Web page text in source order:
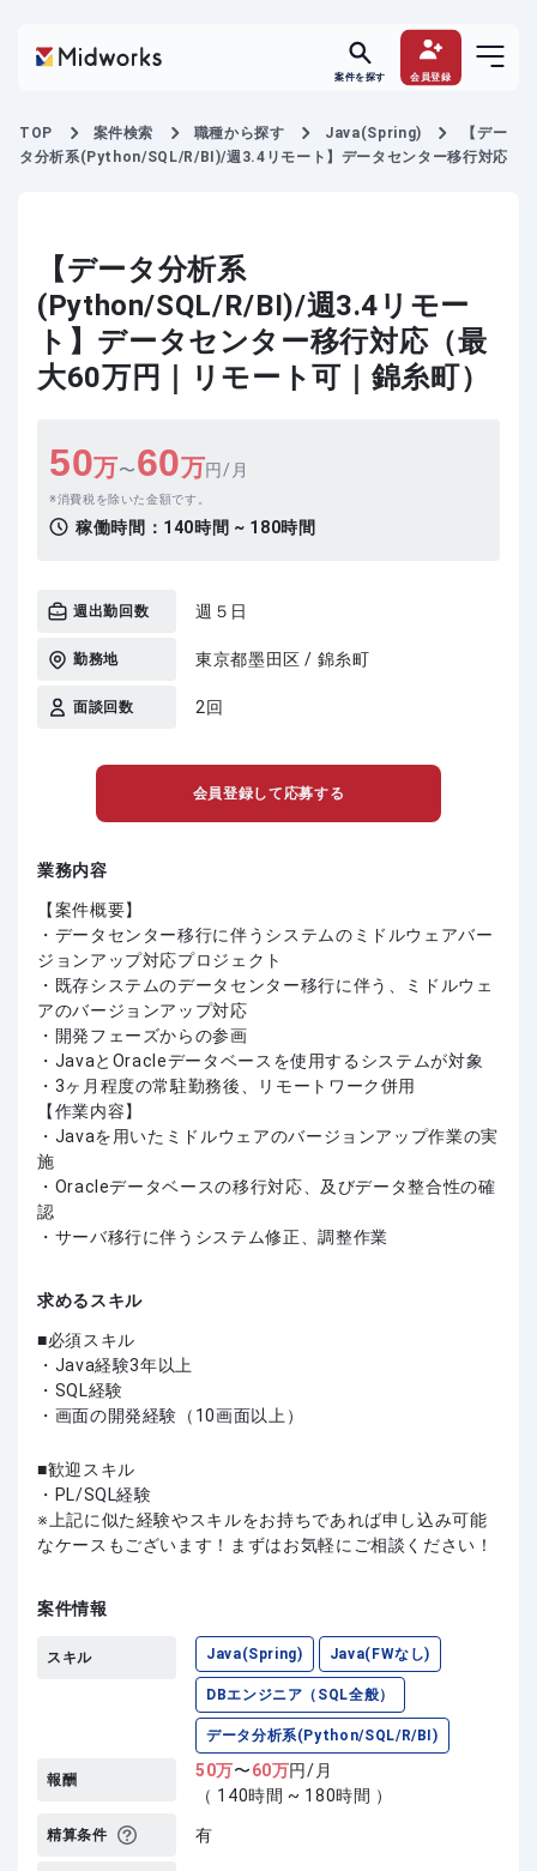
案件を探す 会員登録
TOP 案件検索 職種から探す Java(Spring)
【デー
タ分析系(Python/SQL/R/BI)/週3.4リモート】データセンター移行対応
【データ分析系
(Python/SQL/R/BI)/週3.4リモー
ト】データセンター移行対応（最
大60万円｜リモート可｜錦糸町）
50万〜60万円/月
消費税を除いた金額です。
稼働時間： 140時間 ~ 180時間
週出勤回数 週５日
勤務地 東京都墨田区 / 錦糸町
面談回数 2回
会員登録して応募する
業務内容
【案件概要】
・データセンター移行に伴うシステムのミドルウェアバー
ジョンアップ対応プロジェクト
・既存システムのデータセンター移行に伴う、ミドルウェ
アのバージョンアップ対応
・開発フェーズからの参画
・JavaとOracleデータベースを使用するシステムが対象
・3ヶ月程度の常駐勤務後、リモートワーク併用
【作業内容】
・Javaを用いたミドルウェアのバージョンアップ作業の実
施
・Oracleデータベースの移行対応、及びデータ整合性の確
認
・サーバ移行に伴うシステム修正、調整作業
求めるスキル
必須スキル
・Java経験3年以上
・SQL経験
・画面の開発経験（10画面以上）
歓迎スキル
・PL/SQL経験
上記に似た経験やスキルをお持ちであれば申し込み可能
なケースもございます！まずはお気軽にご相談ください！
案件情報
スキル Java(Spring) Java(FWなし)
DBエンジニア（SQL全般）
データ分析系(Python/SQL/R/BI)
報酬 50万〜60万円/月
（ 140時間 ~ 180時間 ）
精算条件 有